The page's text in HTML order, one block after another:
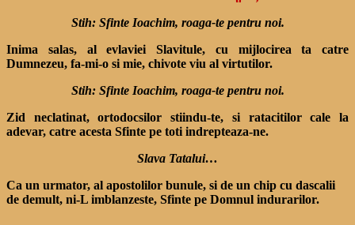
Stih: Sfinte Ioachim, roaga-te pentru noi.
Inima salas, al evlaviei Slavitule, cu mijlocirea ta catre
Dumnezeu, fa-mi-o si mie, chivote viu al virtutilor.
Stih: Sfinte Ioachim, roaga-te pentru noi.
Zid neclatinat, ortodocsilor stiindu-te, si ratacitilor cale la
adevar, catre acesta Sfinte pe toti indrepteaza-ne.
Slava Tatalui…
Ca un urmator, al apostolilor bunule, si de un chip cu dascalii
de demult, ni-L imblanzeste, Sfinte pe Domnul indurarilor.